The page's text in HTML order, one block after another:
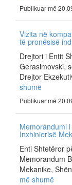
Publikuar më
Vizita në
të pronësisë
Drejtori i Entit
Gerasimovski,
Drejtor
shumë
Publikuar më
Memorandumi
Inxhinierisë
Enti Shtetëror
Memorandum
Mekanike,
më shumë